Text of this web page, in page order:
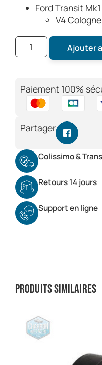
Ford Transit
V4 Cologne
Ajouter
Paiement 100%
Partager
Colissimo &
Retours 14 jours
Support en ligne
Produits similaires